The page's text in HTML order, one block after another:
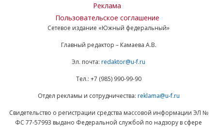
Реклама
Пользовательское соглашение
Сетевое издание «Южный федеральный»
Главный редактор – Камаева А.В.
Эл. почта: redaktor@u-f.ru
Тел.: +7 (985) 990-99-90
Отдел рекламы и сотрудничества: reklama@u-f.ru
Свидетельство о регистрации средства массовой информации ЭЛ №
ФС 77-57993 выдано Федеральной службой по надзору в сфере